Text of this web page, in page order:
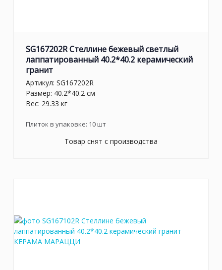
SG167202R Стеллине бежевый светлый
лаппатированный 40.2*40.2 керамический
гранит
Артикул: SG167202R
Размер: 40.2*40.2 см
Вес: 29.33 кг
Плиток в упаковке: 10шт
Товар снят с производства